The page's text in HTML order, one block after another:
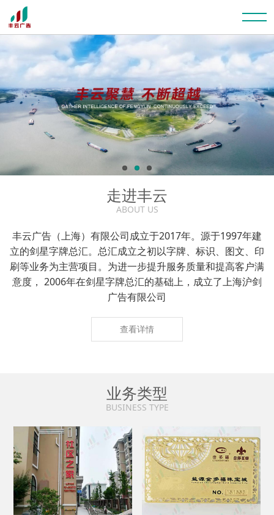
走进丰云
ABOUT US
丰云广告（上海）有限公司成立于2017年。源于1997年建
立的剑星字牌总汇。总汇成立之初以字牌、标识、图文、印
刷等业务为主营项目。为进一步提升服务质量和提高客户满
意度， 2006年在剑星字牌总汇的基础上，成立了上海沪剑
广告有限公司
查看详情
业务类型
BUSINESS TYPE